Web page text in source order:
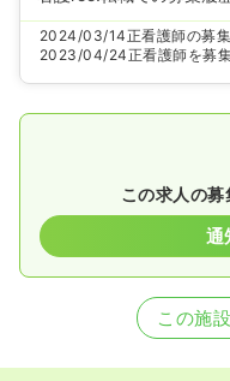
2024/03/14正看護師の募
2023/04/24正看護師を募
この求人の募
通
この施